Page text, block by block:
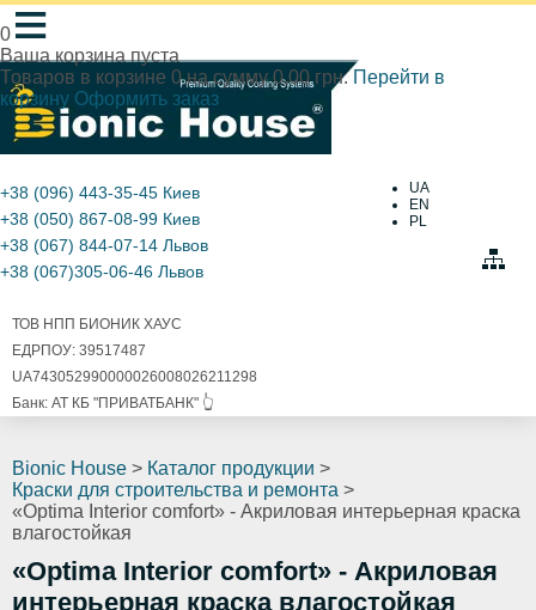
0
Ваша корзина пуста
Товаров в корзине 0на сумму0.00 грн. Перейти в
корзину Оформить заказ
≡
UA
EN
PL
+38 (096) 443-35-45 Киев
+38 (050) 867-08-99 Киев
+38 (067) 844-07-14 Львов
+38 (067)305-06-46 Львов
ТОВ НПП БИОНИК ХАУС
ЕДРПОУ: 39517487
UA743052990000026008026211298
Банк: АТ КБ "ПРИВАТБАНК" 👆
Bionic House > Каталог продукции >
Краски для строительства и ремонта >
«Optima Interior comfort» - Акриловая интерьерная краска
влагостойкая
«Optima Interior comfort» - Акриловая
интерьерная краска влагостойкая